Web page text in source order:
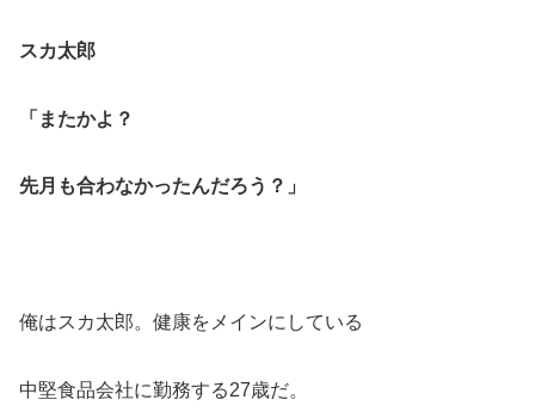
スカ太郎
「またかよ？
先月も合わなかったんだろう？」
俺はスカ太郎。健康をメインにしている
中堅食品会社に勤務する27歳だ。